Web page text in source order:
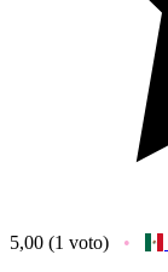
5,00 (1 voto)